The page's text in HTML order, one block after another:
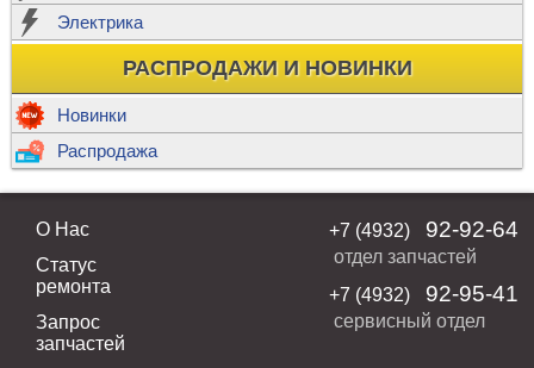
Электрика
РАСПРОДАЖИ И НОВИНКИ
Новинки
Распродажа
О Нас
Статус
ремонта
Запрос
запчастей
+7 (4932) 92-92-64
отдел запчастей
+7 (4932)
92-95-41
сервисный отдел